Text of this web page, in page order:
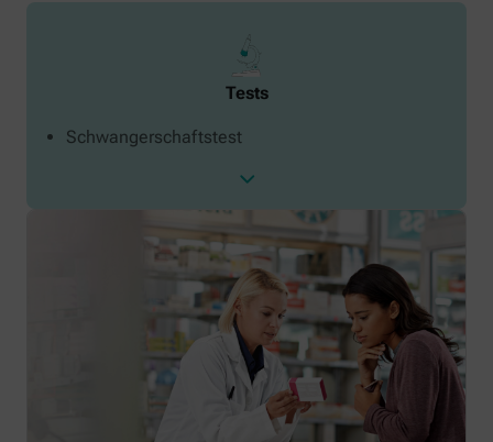
Tests
Schwangerschaftstest